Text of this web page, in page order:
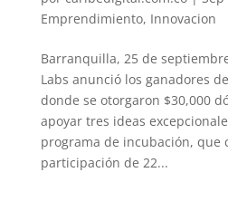
Emprendimiento, Innovacion
Barranquilla, 25 de
Labs anunció los ganadores
donde se otorgaron $30,000
apoyar tres ideas
programa de incubación, que
participación de 22...